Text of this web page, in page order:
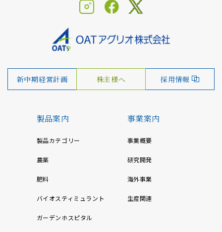
新中期経営計画 株主様へ 採用情報
製品案内
製品カテゴリー
農薬
肥料
バイオスティミュラント
ガーデンホスピタル
事業案内
事業概要
研究開発
海外事業
生産関連